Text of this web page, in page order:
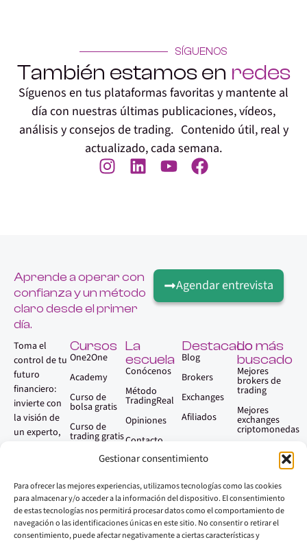
Gestionar consentimiento
Para ofrecer las mejores experiencias, utilizamos tecnologías como las cookies
para almacenar y/o acceder a la información del dispositivo. El consentimiento
de estas tecnologías nos permitirá procesar datos como el comportamiento de
navegación o las identificaciones únicas en este sitio. No consentir o retirar el
consentimiento, puede afectar negativamente a ciertas características y
SÍGUENOS
También estamos en redes
Síguenos en tus plataformas favoritas y mantente al
día con nuestras últimas publicaciones, vídeos,
análisis y consejos de trading. Contenido útil, real y
actualizado, cada semana.
Aprende a operar con
confianza y un método
claro desde el primer
día.
Agendar entrevista
Toma el
control de tu
futuro
financiero:
invierte con
la visión de
un experto,
Cursos
One2One
Academy
Curso de
bolsa gratis
Curso de
trading gratis
La
escuela
Conócenos
Método
TradingReal
Opiniones
Contacto
Faq
Destacado
Blog
Brokers
Exchanges
Afiliados
Lo más
buscado
Mejores
brokers de
trading
Mejores
exchanges
criptomonedas
Aprender
trading paso
a paso
Mejores
plataformas
de trading